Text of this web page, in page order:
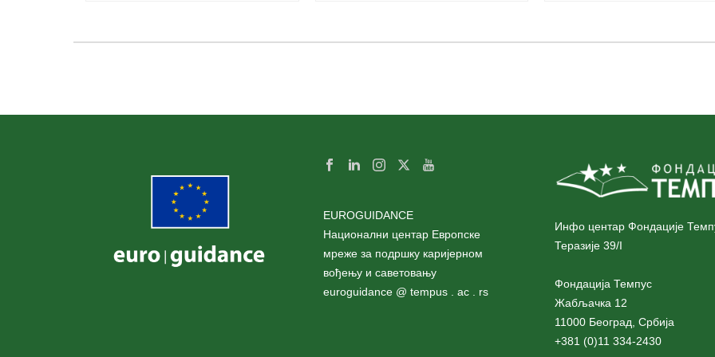
EUROGUIDANCE
Национални центар Европске
мреже за подршку каријерном
вођењу и саветовању
euroguidance @ tempus . ac . rs
Инфо центар Фондације
Теразије 39/I
Фондација Темпус
Жабљачка 12
11000 Београд, Србија
+381 (0)11 334-2430